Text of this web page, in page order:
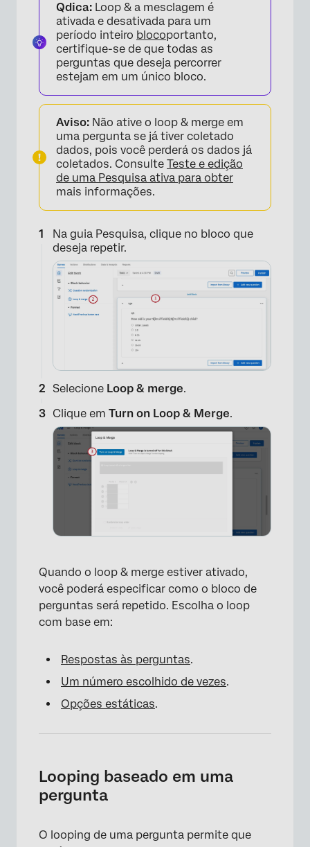
Qdica: Loop & a mesclagem é
ativada e desativada para um
período inteiro blocoportanto,
certifique-se de que todas as
perguntas que deseja percorrer
estejam em um único bloco.
Aviso: Não ative o loop & merge em
uma pergunta se já tiver coletado
dados, pois você perderá os dados já
coletados. Consulte Teste e edição
de uma Pesquisa ativa para obter
mais informações.
Na guia Pesquisa, clique no bloco que
deseja repetir.
Selecione Loop & merge.
Clique em Turn on Loop & Merge.
Quando o loop & merge estiver ativado,
você poderá especificar como o bloco de
perguntas será repetido. Escolha o loop
com base em:
Respostas às perguntas.
Um número escolhido de vezes.
Opções estáticas.
Looping baseado em uma
pergunta
O looping de uma pergunta permite que